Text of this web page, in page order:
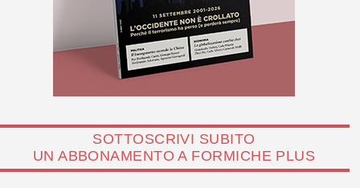
SOTTOSCRIVI SUBITO
UN ABBONAMENTO A FORMICHE PLUS